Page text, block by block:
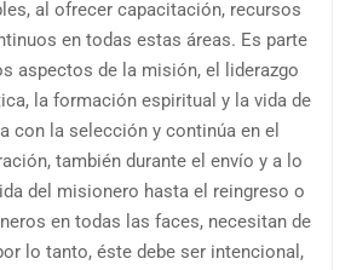
al ofrecer capacitación, recursos
en todas estas áreas. Es parte
aspectos de la misión, el liderazgo
la formación espiritual y la vida de
con la selección y continúa en el
también durante el envío y a lo
del misionero hasta el reingreso o
en todas las faces, necesitan de
lo tanto, éste debe ser intencional,